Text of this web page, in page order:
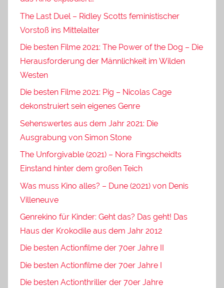
The Last Duel – Ridley Scotts feministischer
Vorstoß ins Mittelalter
Die besten Filme 2021: The Power of the Dog – Die
Herausforderung der Männlichkeit im Wilden
Westen
Die besten Filme 2021: Pig – Nicolas Cage
dekonstruiert sein eigenes Genre
Sehenswertes aus dem Jahr 2021: Die
Ausgrabung von Simon Stone
The Unforgivable (2021) – Nora Fingscheidts
Einstand hinter dem großen Teich
Was muss Kino alles? – Dune (2021) von Denis
Villeneuve
Genrekino für Kinder: Geht das? Das geht! Das
Haus der Krokodile aus dem Jahr 2012
Die besten Actionfilme der 70er Jahre II
Die besten Actionfilme der 70er Jahre I
Die besten Actionthriller der 70er Jahre